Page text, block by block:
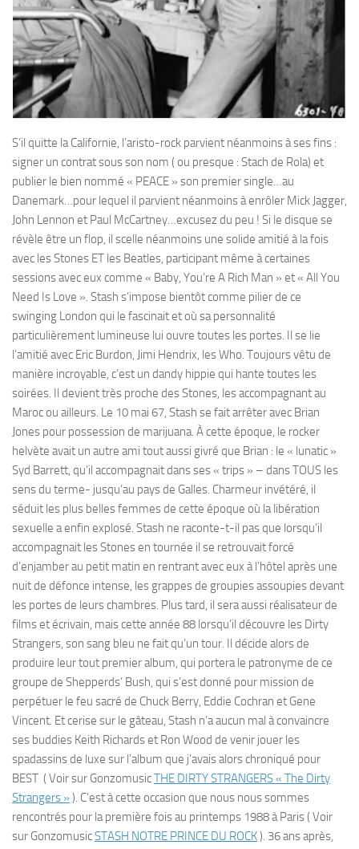
S’il quitte la Californie, l’aristo-rock parvient néanmoins à ses fins :
signer un contrat sous son nom ( ou presque : Stach de Rola) et
publier le bien nommé « PEACE » son premier single…au
Danemark…pour lequel il parvient néanmoins à enrôler Mick Jagger,
John Lennon et Paul McCartney…excusez du peu ! Si le disque se
révèle être un flop, il scelle néanmoins une solide amitié à la fois
avec les Stones ET les Beatles, participant même à certaines
sessions avec eux comme « Baby, You’re A Rich Man » et « All You
Need Is Love ». Stash s’impose bientôt comme pilier de ce
swinging London qui le fascinait et où sa personnalité
particulièrement lumineuse lui ouvre toutes les portes. Il se lie
l’amitié avec Eric Burdon, Jimi Hendrix, les Who. Toujours vêtu de
manière incroyable, c’est un dandy hippie qui hante toutes les
soirées. Il devient très proche des Stones, les accompagnant au
Maroc ou ailleurs. Le 10 mai 67, Stash se fait arrêter avec Brian
Jones pour possession de marijuana. À cette époque, le rocker
helvète avait un autre ami tout aussi givré que Brian : le « lunatic »
Syd Barrett, qu’il accompagnait dans ses « trips » – dans TOUS les
sens du terme- jusqu’au pays de Galles. Charmeur invétéré, il
séduit les plus belles femmes de cette époque où la libération
sexuelle a enfin explosé. Stash ne raconte-t-il pas que lorsqu’il
accompagnait les Stones en tournée il se retrouvait forcé
d’enjamber au petit matin en rentrant avec eux à l’hôtel après une
nuit de défonce intense, les grappes de groupies assoupies devant
les portes de leurs chambres. Plus tard, il sera aussi réalisateur de
films et écrivain, mais cette année 88 lorsqu’il découvre les Dirty
Strangers, son sang bleu ne fait qu’un tour. Il décide alors de
produire leur tout premier album, qui portera le patronyme de ce
groupe de Shepperds’ Bush, qui s’est donné pour mission de
perpétuer le feu sacré de Chuck Berry, Eddie Cochran et Gene
Vincent. Et cerise sur le gâteau, Stash n’a aucun mal à convaincre
ses buddies Keith Richards et Ron Wood de venir jouer les
spadassins de luxe sur l’album que j’avais alors chroniqué pour
BEST ( Voir sur GonzomusicTHE DIRTY STRANGERS « The Dirty
Strangers » ). C’est à cette occasion que nous nous sommes
rencontrés pour la première fois au printemps 1988 à Paris ( Voir
sur GonzomusicSTASH NOTRE PRINCE DU ROCK ). 36 ans après,